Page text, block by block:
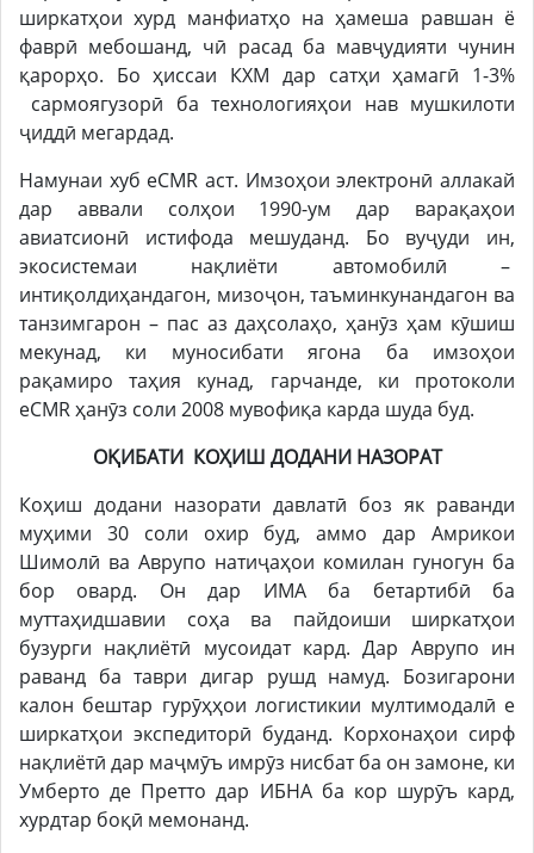
ширкатҳои хурд манфиатҳо на ҳамеша равшан ё
фаврӣ мебошанд, чӣ расад ба мавҷудияти чунин
қарорҳо. Бо ҳиссаи КХМ дар сатҳи ҳамагӣ 1-3%
сармоягузорӣ ба технологияҳои нав мушкилоти
ҷиддӣ мегардад.
Намунаи хуб eCMR аст. Имзоҳои электронӣ аллакай
дар аввали солҳои 1990-ум дар варақаҳои
авиатсионӣ истифода мешуданд. Бо вуҷуди ин,
экосистемаи нақлиёти автомобилӣ –
интиқолдиҳандагон, мизоҷон, таъминкунандагон ва
танзимгарон – пас аз даҳсолаҳо, ҳанӯз ҳам кӯшиш
мекунад, ки муносибати ягона ба имзоҳои
рақамиро таҳия кунад, гарчанде, ки протоколи
eCMR ҳанӯз соли 2008 мувофиқа карда шуда буд.
ОҚИБАТИ КОҲИШ ДОДАНИ НАЗОРАТ
Коҳиш додани назорати давлатӣ боз як раванди
муҳими 30 соли охир буд, аммо дар Амрикои
Шимолӣ ва Аврупо натиҷаҳои комилан гуногун ба
бор овард. Он дар ИМА ба бетартибӣ ба
муттаҳидшавии соҳа ва пайдоиши ширкатҳои
бузурги нақлиётӣ мусоидат кард. Дар Аврупо ин
раванд ба таври дигар рушд намуд. Бозигарони
калон бештар гурӯҳҳои логистикии мултимодалӣ е
ширкатҳои экспедиторӣ буданд. Корхонаҳои сирф
нақлиётӣ дар маҷмӯъ имрӯз нисбат ба он замоне, ки
Умберто де Претто дар ИБНА ба кор шурӯъ кард,
хурдтар боқӣ мемонанд.